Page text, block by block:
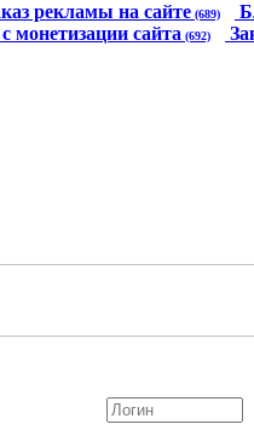
рекламы на сайте (689)
монетизации сайта (692)